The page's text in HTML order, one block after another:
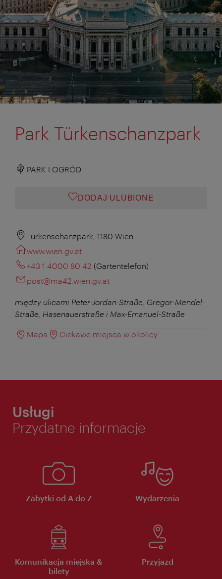
Park Türkenschanzpark
PARK I OGRÓD
DODAJ ULUBIONE
Türkenschanzpark, 1180 Wien
www.wien.gv.at
+43 1 4000 80 42 (Gartentelefon)
post@ma42.wien.gv.at
między ulicami Peter-Jordan-Straße, Gregor-Mendel-
Straße, Hasenauerstraße i Max-Emanuel-Straße
Mapa Ciekawe miejsca w okolicy
Usługi
Przydatne informacje
Zabytki od A do Z Wydarzenia
Komunikacja miejska &
bilety
Przyjazd